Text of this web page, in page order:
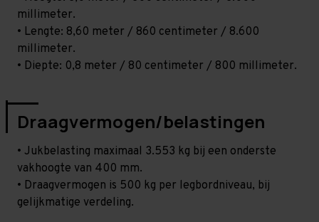
millimeter.
• Lengte: 8,60 meter / 860 centimeter / 8.600
millimeter.
• Diepte: 0,8 meter / 80 centimeter / 800 millimeter.
Draagvermogen/belastingen
• Jukbelasting maximaal 3.553 kg bij een onderste
vakhoogte van 400 mm.
• Draagvermogen is 500 kg per legbordniveau, bij
gelijkmatige verdeling.